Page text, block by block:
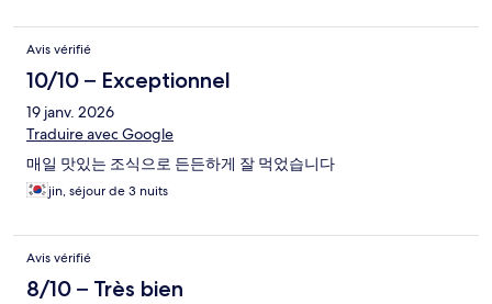
Avis vérifié
10/10 – Exceptionnel
19 janv. 2026
Traduire avec Google
매일 맛있는 조식으로 든든하게 잘 먹었습니다
jin, séjour de 3 nuits
Avis vérifié
8/10 – Très bien